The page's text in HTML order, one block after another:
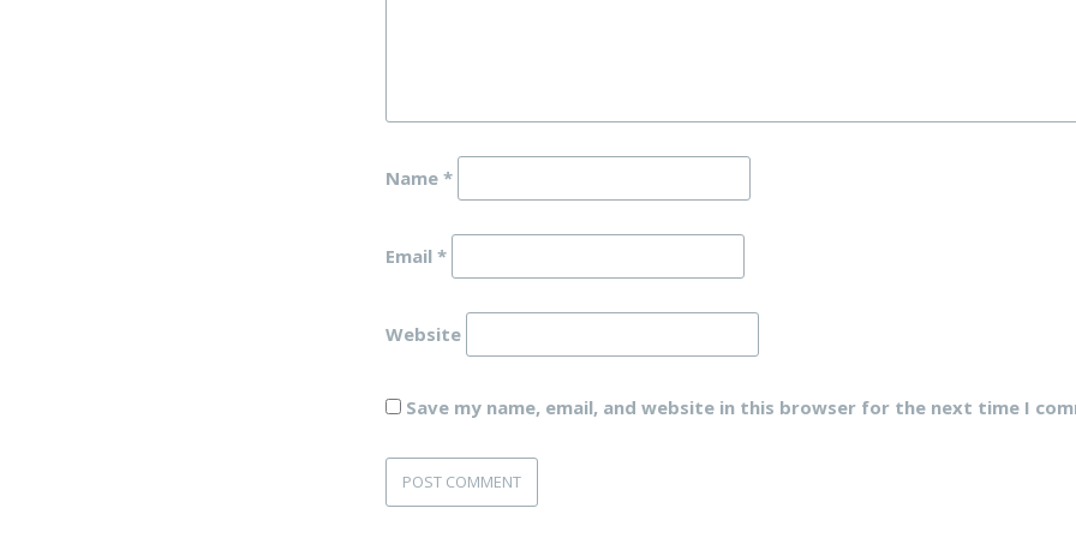
Name *
Email *
Website
Save my name, email, and website in this browser for the next time I